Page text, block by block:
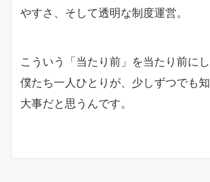
やすさ、そして透明な制度運営。
こういう「当たり前」を当たり前にし
僕たち一人ひとりが、少しずつでも
大事だと思うんです。